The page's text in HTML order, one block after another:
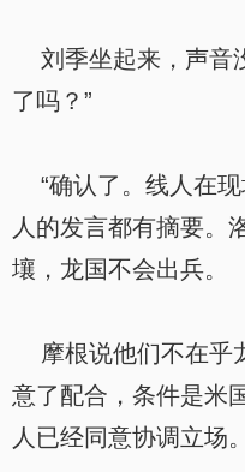
刘季坐起来，声音
了吗？”
“确认了。线人在现
人的发言都有摘要。
壤，龙国不会出兵。
摩根说他们不在乎
意了配合，条件是米
人已经同意协调立场